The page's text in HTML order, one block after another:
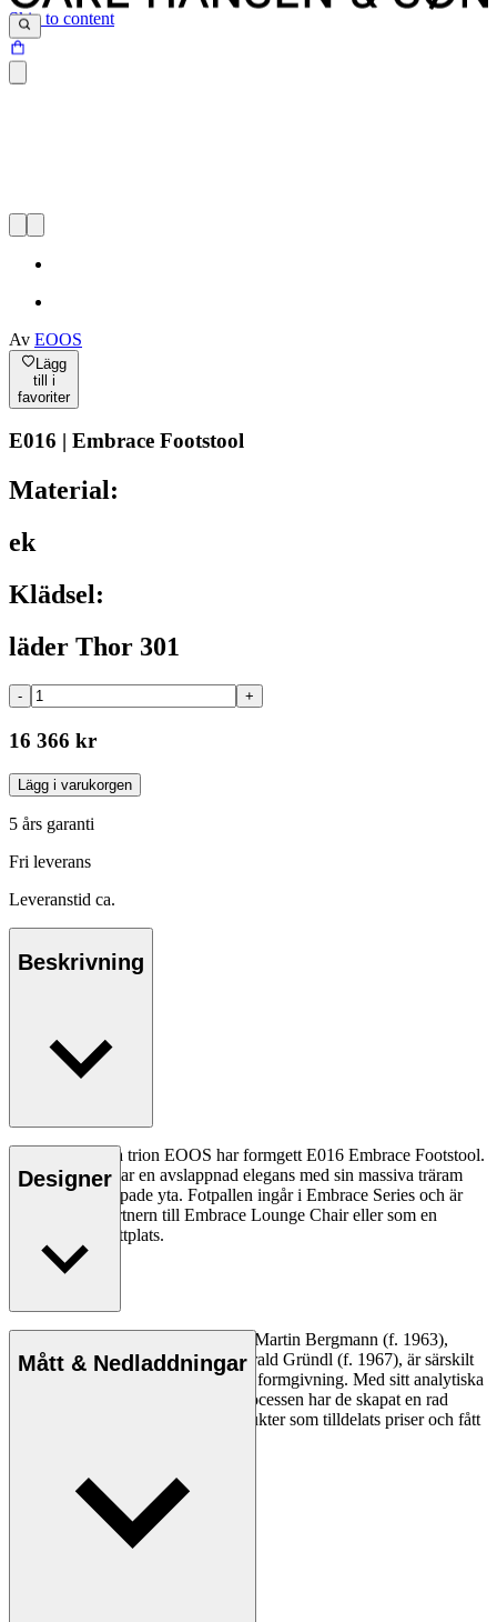
Skip to content
Av EOOS
Lägg
till i
favoriter
E016 | Embrace Footstool
Material:
ek
Klädsel:
läder Thor 301
- +
16 366 kr
Lägg i varukorgen
5 års garanti
Fri leverans
Leveranstid ca.
Beskrivning
Den österrikiska trion EOOS har formgett E016 Embrace Footstool.
Fotpallen utstrålar en avslappnad elegans med sin massiva träram
och mjuka, stoppade yta. Fotpallen ingår i Embrace Series och är
den perfekta partnern till Embrace Lounge Chair eller som en
praktisk extra sittplats.
Designer
Designstudion EOOS, grundad av Martin Bergmann (f. 1963),
Gernot Bohmann (f. 1968) och Harald Gründl (f. 1967), är särskilt
känd för sin poetiska inställning till formgivning. Med sitt analytiska
förhållningssätt till formgivningsprocessen har de skapat en rad
industriella och sociala designprodukter som tilldelats priser och fått
Läs mer om EOOS
Mått & Nedladdningar